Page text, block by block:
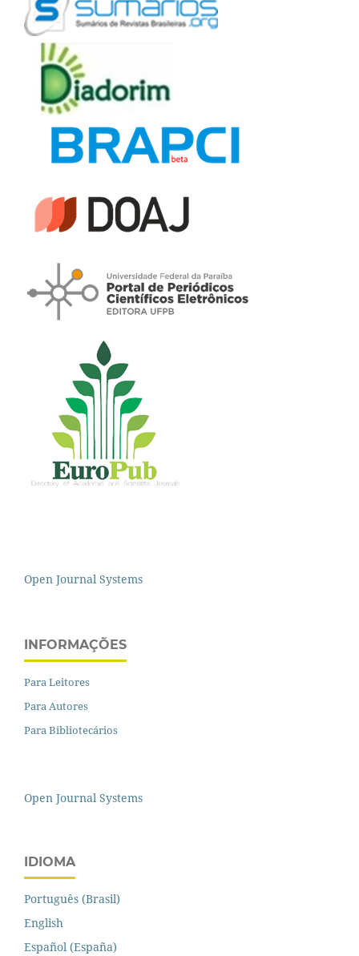
Open Journal Systems
INFORMAÇÕES
Para Leitores
Para Autores
Para Bibliotecários
Open Journal Systems
IDIOMA
Português (Brasil)
English
Español (España)